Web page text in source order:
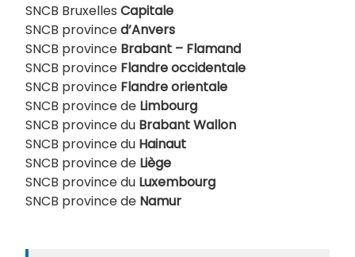
SNCB Bruxelles Capitale
SNCB provinced’Anvers
SNCB province Brabant – Flamand
SNCB province Flandre occidentale
SNCB province Flandre orientale
SNCB province de Limbourg
SNCB province du Brabant Wallon
SNCB province du Hainaut
SNCB province de Liège
SNCB province du Luxembourg
SNCB province de Namur